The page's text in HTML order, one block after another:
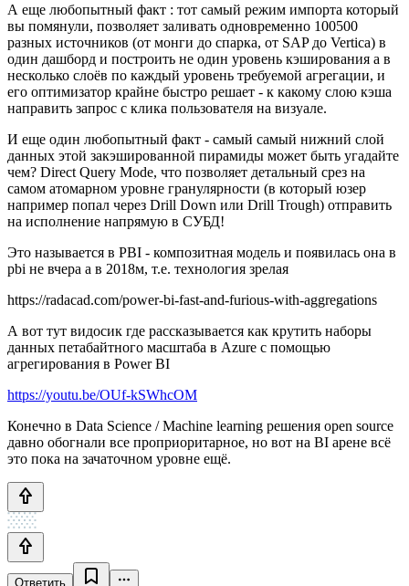
А еще любопытный факт : тот самый режим импорта который
вы помянули, позволяет заливать одновременно 100500
разных источников (от монги до спарка, от SAP до Vertica) в
один дашборд и построить не один уровень кэширования а в
несколько слоёв по каждый уровень требуемой агрегации, и
его оптимизатор крайне быстро решает - к какому слою кэша
направить запрос с клика пользователя на визуале.
И еще один любопытный факт - самый самый нижний слой
данных этой закэшированной пирамиды может быть угадайте
чем? Direct Query Mode, что позволяет детальный срез на
самом атомарном уровне гранулярности (в который юзер
например попал через Drill Down или Drill Trough) отправить
на исполнение напрямую в СУБД!
Это называется в PBI - композитная модель и появилась она в
pbi не вчера а в 2018м, т.е. технология зрелая
https://radacad.com/power-bi-fast-and-furious-with-aggregations
А вот тут видосик где рассказывается как крутить наборы
данных петабайтного масштаба в Azure с помощью
агрегирования в Power BI
https://youtu.be/OUf-kSWhcOM
Конечно в Data Science / Machine learning решения open source
давно обогнали все проприоритарное, но вот на BI арене всё
это пока на зачаточном уровне ещё.
Ответить